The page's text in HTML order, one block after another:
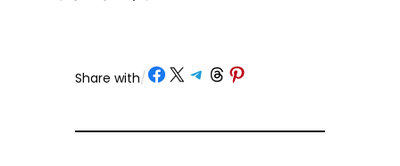
Share with/ Share on Facebook
Share on X Share on Telegram
Share on Threads
Share on Pinterest